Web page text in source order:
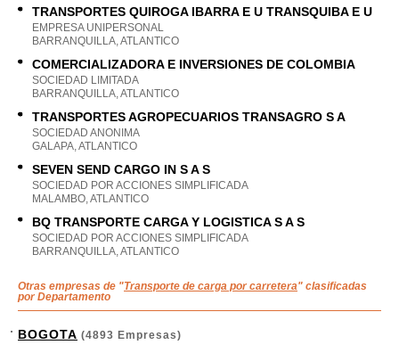
TRANSPORTES QUIROGA IBARRA E U TRANSQUIBA E U
EMPRESA UNIPERSONAL
BARRANQUILLA, ATLANTICO
COMERCIALIZADORA E INVERSIONES DE COLOMBIA
SOCIEDAD LIMITADA
BARRANQUILLA, ATLANTICO
TRANSPORTES AGROPECUARIOS TRANSAGRO S A
SOCIEDAD ANONIMA
GALAPA, ATLANTICO
SEVEN SEND CARGO IN S A S
SOCIEDAD POR ACCIONES SIMPLIFICADA
MALAMBO, ATLANTICO
BQ TRANSPORTE CARGA Y LOGISTICA S A S
SOCIEDAD POR ACCIONES SIMPLIFICADA
BARRANQUILLA, ATLANTICO
Otras empresas de "Transporte de carga por carretera" clasificadas
por Departamento
BOGOTA (4893 Empresas)